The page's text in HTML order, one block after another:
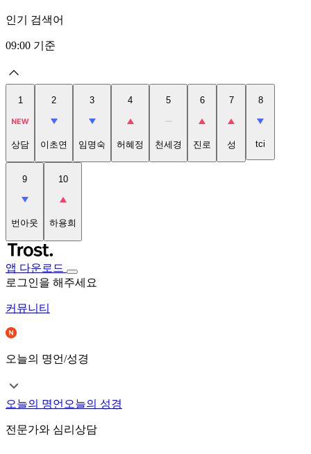
인기 검색어
09:00 기준
1
상담
2
이초연
3
임명숙
4
허혜정
5
천세경
6
진로
7
성
8
tci
9
번아웃
10
하용희
앱 다운로드
로그인을 해주세요
커뮤니티
오늘의 명언/성경
오늘의 명언 오늘의 성경
전문가와 심리상담